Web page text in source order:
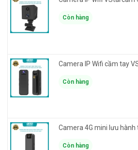
Còn hàng
Còn hàng
Còn hàng